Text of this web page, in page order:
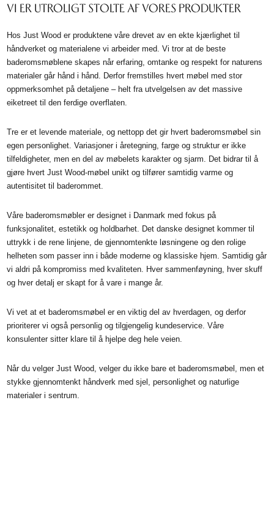
VI ER UTROLIGT STOLTE AF VORES PRODUKTER
Hos Just Wood er produktene våre drevet av en ekte kjærlighet til
håndverket og materialene vi arbeider med. Vi tror at de beste
baderomsmøblene skapes når erfaring, omtanke og respekt for naturens
materialer går hånd i hånd. Derfor fremstilles hvert møbel med stor
oppmerksomhet på detaljene – helt fra utvelgelsen av det massive
eiketreet til den ferdige overflaten.
Tre er et levende materiale, og nettopp det gir hvert baderomsmøbel sin
egen personlighet. Variasjoner i åretegning, farge og struktur er ikke
tilfeldigheter, men en del av møbelets karakter og sjarm. Det bidrar til å
gjøre hvert Just Wood-møbel unikt og tilfører samtidig varme og
autentisitet til baderommet.
Våre baderomsmøbler er designet i Danmark med fokus på
funksjonalitet, estetikk og holdbarhet. Det danske designet kommer til
uttrykk i de rene linjene, de gjennomtenkte løsningene og den rolige
helheten som passer inn i både moderne og klassiske hjem. Samtidig går
vi aldri på kompromiss med kvaliteten. Hver sammenføyning, hver skuff
og hver detalj er skapt for å vare i mange år.
Vi vet at et baderomsmøbel er en viktig del av hverdagen, og derfor
prioriterer vi også personlig og tilgjengelig kundeservice. Våre
konsulenter sitter klare til å hjelpe deg hele veien.
Når du velger Just Wood, velger du ikke bare et baderomsmøbel, men et
stykke gjennomtenkt håndverk med sjel, personlighet og naturlige
materialer i sentrum.